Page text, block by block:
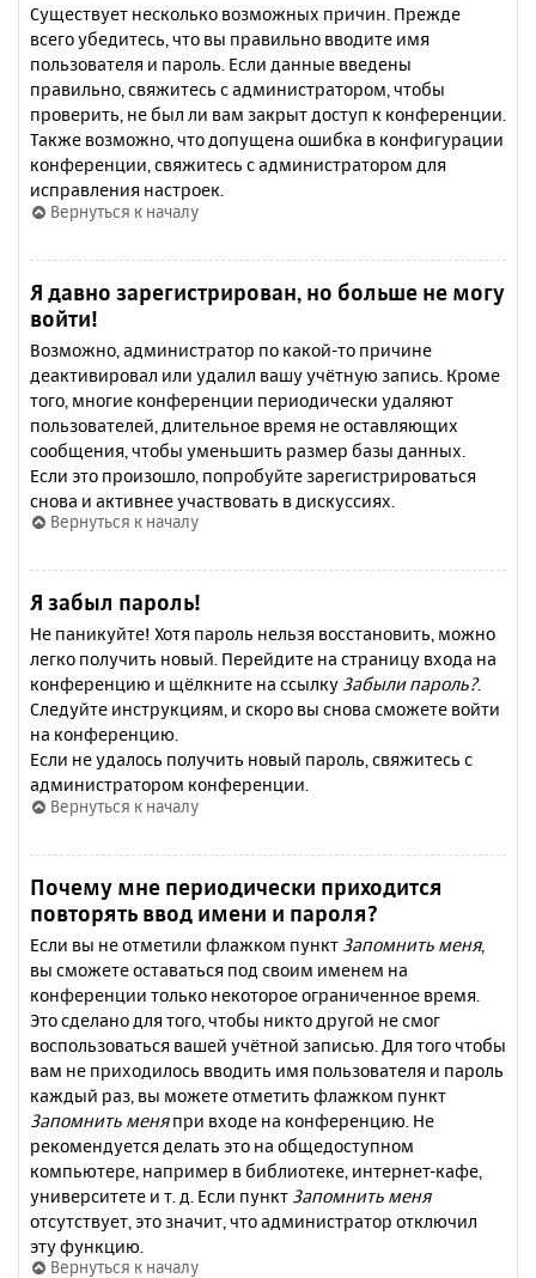
Существует несколько возможных причин. Прежде
всего убедитесь, что вы правильно вводите имя
пользователя и пароль. Если данные введены
правильно, свяжитесь с администратором, чтобы
проверить, не был ли вам закрыт доступ к конференции.
Также возможно, что допущена ошибка в конфигурации
конференции, свяжитесь с администратором для
исправления настроек.
Вернуться к началу
Я давно зарегистрирован, но больше не могу
войти!
Возможно, администратор по какой-то причине
деактивировал или удалил вашу учётную запись. Кроме
того, многие конференции периодически удаляют
пользователей, длительное время не оставляющих
сообщения, чтобы уменьшить размер базы данных.
Если это произошло, попробуйте зарегистрироваться
снова и активнее участвовать в дискуссиях.
Вернуться к началу
Я забыл пароль!
Не паникуйте! Хотя пароль нельзя восстановить, можно
легко получить новый. Перейдите на страницу входа на
конференцию и щёлкните на ссылку Забыли пароль?.
Следуйте инструкциям, и скоро вы снова сможете войти
на конференцию.
Если не удалось получить новый пароль, свяжитесь с
администратором конференции.
Вернуться к началу
Почему мне периодически приходится
повторять ввод имени и пароля?
Если вы не отметили флажком пункт Запомнить меня,
вы сможете оставаться под своим именем на
конференции только некоторое ограниченное время.
Это сделано для того, чтобы никто другой не смог
воспользоваться вашей учётной записью. Для того чтобы
вам не приходилось вводить имя пользователя и пароль
каждый раз, вы можете отметить флажком пункт
Запомнить меняпри входе на конференцию. Не
рекомендуется делать это на общедоступном
компьютере, например в библиотеке, интернет-кафе,
университете и т. д. Если пункт Запомнить меня
отсутствует, это значит, что администратор отключил
эту функцию.
Вернуться к началу